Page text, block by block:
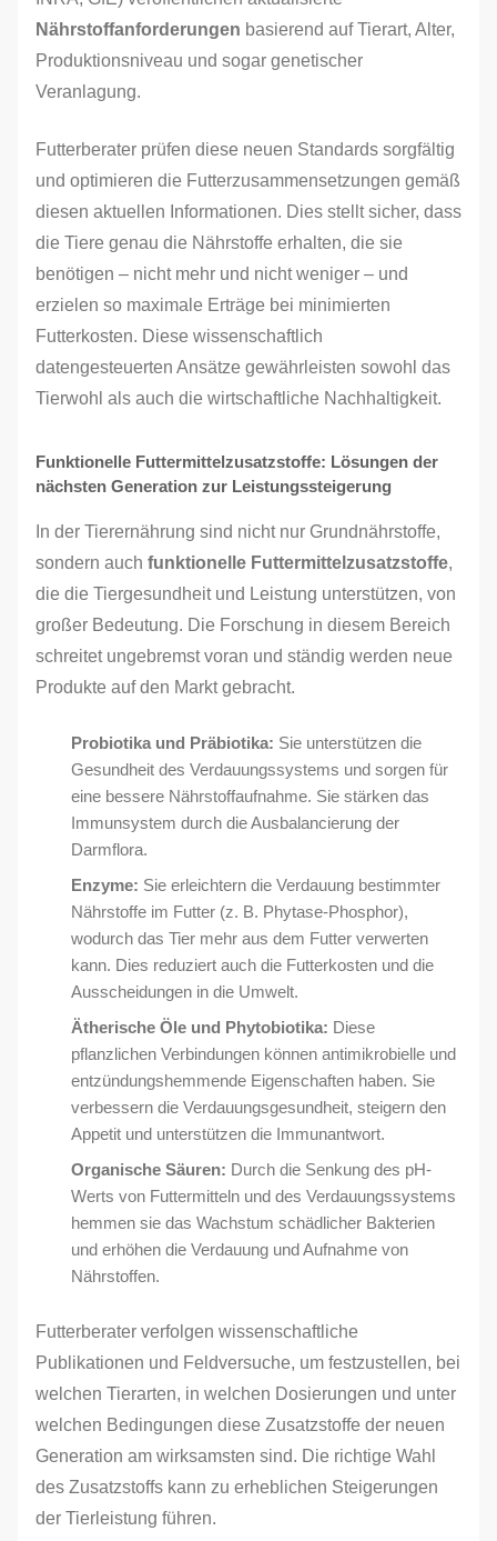
Nährstoffanforderungen basierend auf Tierart, Alter,
Produktionsniveau und sogar genetischer
Veranlagung.
Futterberater prüfen diese neuen Standards sorgfältig
und optimieren die Futterzusammensetzungen gemäß
diesen aktuellen Informationen. Dies stellt sicher, dass
die Tiere genau die Nährstoffe erhalten, die sie
benötigen – nicht mehr und nicht weniger – und
erzielen so maximale Erträge bei minimierten
Futterkosten. Diese wissenschaftlich
datengesteuerten Ansätze gewährleisten sowohl das
Tierwohl als auch die wirtschaftliche Nachhaltigkeit.
Funktionelle Futtermittelzusatzstoffe: Lösungen der
nächsten Generation zur Leistungssteigerung
In der Tierernährung sind nicht nur Grundnährstoffe,
sondern auch funktionelle Futtermittelzusatzstoffe,
die die Tiergesundheit und Leistung unterstützen, von
großer Bedeutung. Die Forschung in diesem Bereich
schreitet ungebremst voran und ständig werden neue
Produkte auf den Markt gebracht.
Probiotika und Präbiotika: Sie unterstützen die
Gesundheit des Verdauungssystems und sorgen für
eine bessere Nährstoffaufnahme. Sie stärken das
Immunsystem durch die Ausbalancierung der
Darmflora.
Enzyme: Sie erleichtern die Verdauung bestimmter
Nährstoffe im Futter (z. B. Phytase-Phosphor),
wodurch das Tier mehr aus dem Futter verwerten
kann. Dies reduziert auch die Futterkosten und die
Ausscheidungen in die Umwelt.
Ätherische Öle und Phytobiotika: Diese
pflanzlichen Verbindungen können antimikrobielle und
entzündungshemmende Eigenschaften haben. Sie
verbessern die Verdauungsgesundheit, steigern den
Appetit und unterstützen die Immunantwort.
Organische Säuren: Durch die Senkung des pH-
Werts von Futtermitteln und des Verdauungssystems
hemmen sie das Wachstum schädlicher Bakterien
und erhöhen die Verdauung und Aufnahme von
Nährstoffen.
Futterberater verfolgen wissenschaftliche
Publikationen und Feldversuche, um festzustellen, bei
welchen Tierarten, in welchen Dosierungen und unter
welchen Bedingungen diese Zusatzstoffe der neuen
Generation am wirksamsten sind. Die richtige Wahl
des Zusatzstoffs kann zu erheblichen Steigerungen
der Tierleistung führen.